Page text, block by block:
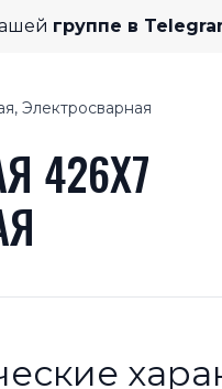
группе в
Электросварная
426X7